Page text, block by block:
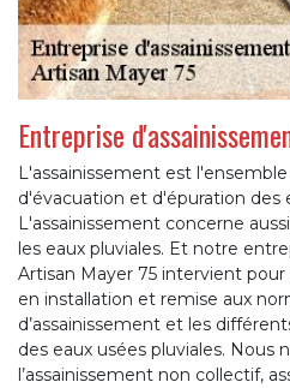
Entreprise
L'assainissement est
d'évacuation et d'épuration des
L'assainissement concerne
les eaux pluviales. Et notre
Artisan Mayer 75 intervient
en installation et remise aux
d’assainissement et les
des eaux usées pluviales. Nous
l’assainissement non collectif,